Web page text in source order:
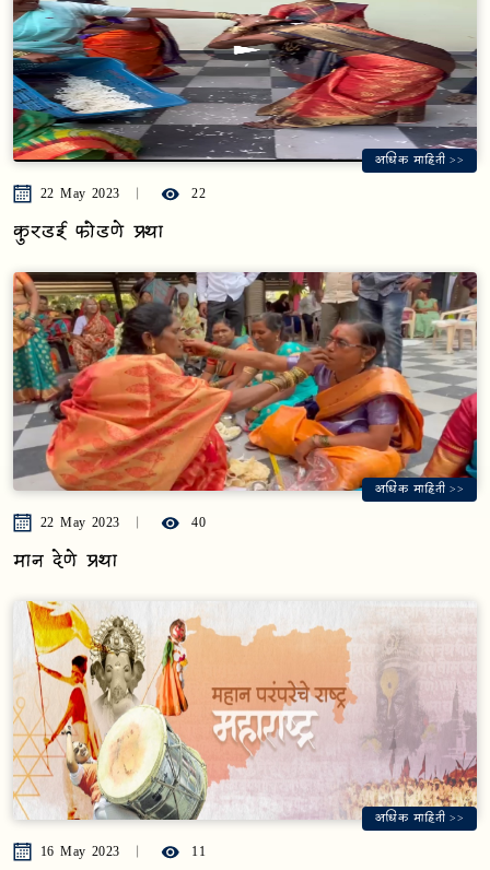
अधिक माहिती >>
22 May 2023 22
कुरडई फोडणे प्रथा
अधिक माहिती >>
22 May 2023 40
मान देणे प्रथा
अधिक माहिती >>
16 May 2023 11